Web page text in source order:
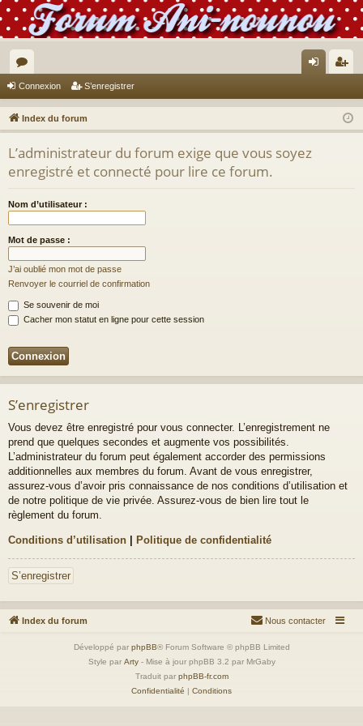
or
u
m
s
ne
xi
on
nr
eg
Connexion S’enregistrer
Index du forum
L’administrateur du forum exige que vous soyez
enregistré et connecté pour lire ce forum.
Nom d’utilisateur :
Mot de passe :
J’ai oublié mon mot de passe
Renvoyer le courriel de confirmation
Se souvenir de moi
Cacher mon statut en ligne pour cette session
S’enregistrer
Vous devez être enregistré pour vous connecter. L’enregistrement ne
prend que quelques secondes et augmente vos possibilités.
L’administrateur du forum peut également accorder des permissions
additionnelles aux membres du forum. Avant de vous enregistrer,
assurez-vous d’avoir pris connaissance de nos conditions d’utilisation et
de notre politique de vie privée. Assurez-vous de bien lire tout le
règlement du forum.
Conditions d’utilisation Politique de confidentialité
S’enregistrer
Index du forum Nous contacter
Développé par phpBB® Forum Software © phpBB Limited
Style par Arty- Mise à jour phpBB 3.2 par MrGaby
Traduit par phpBB-fr.com
Confidentialité | Conditions